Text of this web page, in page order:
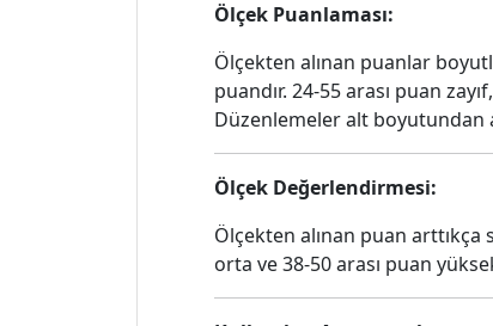
Ölçek Puanlaması:
Ölçekten alınan puanlar
puandır. 24-55 arası puan
Düzenlemeler alt boyutundan
Ölçek Değerlendirmesi:
Ölçekten alınan puan arttıkça
orta ve 38-50 arası puan